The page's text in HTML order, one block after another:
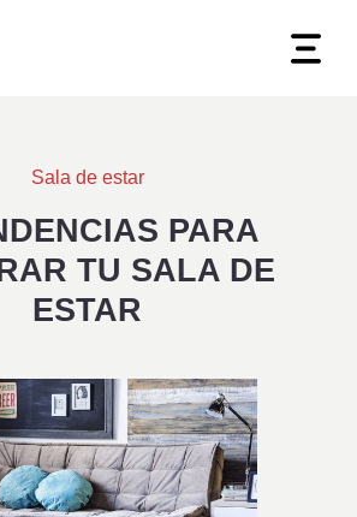
Sala de estar
PARA
TU SALA DE
ESTAR